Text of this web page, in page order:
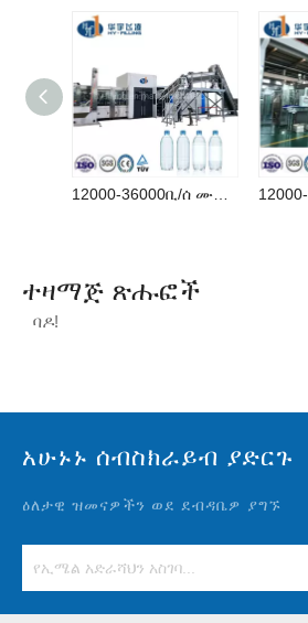
ተዛማጅ ጽሑፎች
ባዶ!
አሁኑኑ ሰብስክራይብ ያድርጉ
ዕለታዊ ዝመናዎችን ወደ ደብዳቤዎ ያግኙ